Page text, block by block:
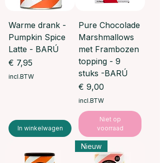
Warme drank -
Pumpkin Spice
Latte - BARÚ
Prijs
€ 7,95
incl.BTW
In winkelwagen
Pure Chocolade
Marshmallows
met Frambozen
topping - 9
stuks -BARÚ
Prijs
€ 9,00
incl.BTW
Niet op
voorraad
Nieuw